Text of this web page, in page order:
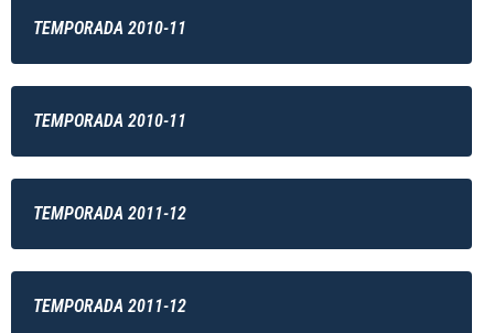
TEMPORADA 2010-11
TEMPORADA 2010-11
TEMPORADA 2011-12
TEMPORADA 2011-12